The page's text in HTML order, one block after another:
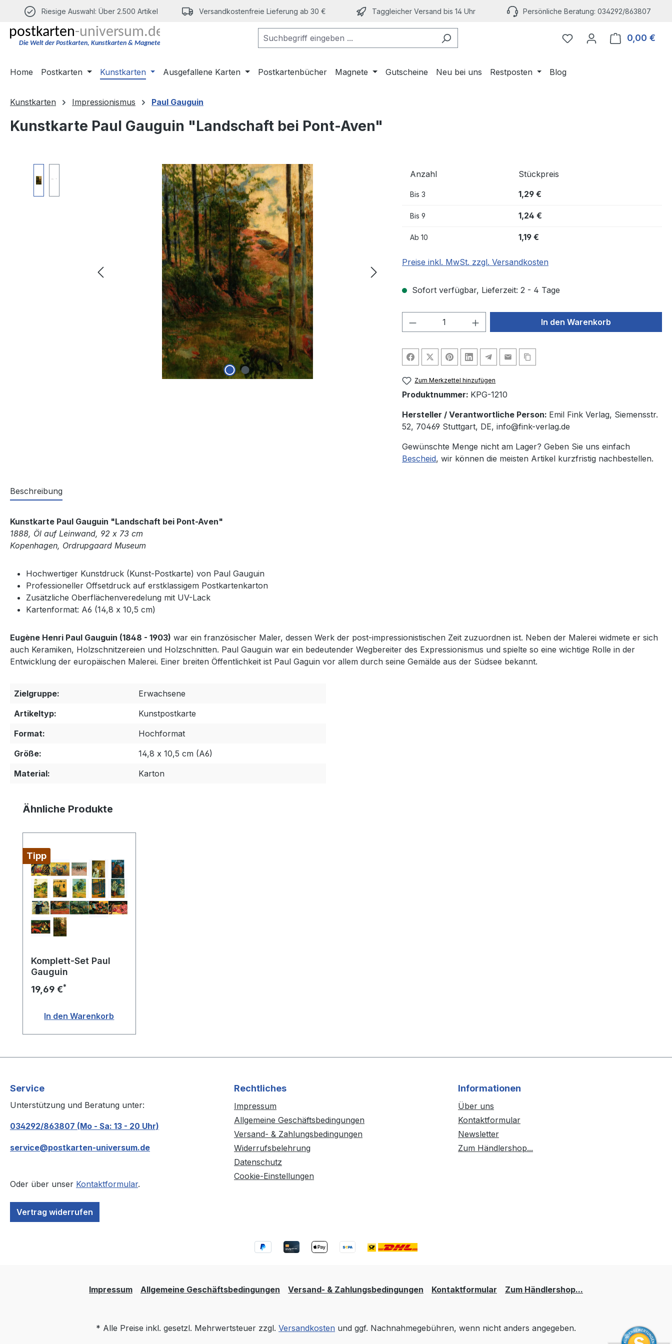
Hauptinhalt springen
Zur Suche springen
Zur Hauptnavigation springen
Riesige Auswahl: Über 2.500 Artikel Versandkostenfreie Lieferung ab 30 € Taggleicher Versand bis 14 Uhr Persönliche Beratung: 034292/863807
Du hast 0 Produkte auf
0,00 €
Home Postkarten Kunstkarten Ausgefallene Karten Postkartenbücher Magnete Gutscheine Neu bei uns Restposten Blog
Kunstkarten Impressionismus Paul Gauguin
Kunstkarte Paul Gauguin "Landschaft bei Pont-Aven"
Anzahl Stückpreis
Bis 3 1,29 €
Bis 9 1,24 €
Ab 10 1,19 €
Preise inkl. MwSt. zzgl. Versandkosten
Sofort verfügbar, Lieferzeit: 2 - 4 Tage
Produkt Anzahl: Gib den gewünschten Wert
In den Warenkorb
Zum Merkzettel hinzufügen
Produktnummer: KPG-1210
Hersteller / Verantwortliche Person: Emil Fink Verlag, Siemensstr.
52, 70469 Stuttgart, DE, info@fink-verlag.de
Gewünschte Menge nicht am Lager? Geben Sie uns einfach
Bescheid, wir können die meisten Artikel kurzfristig nachbestellen.
Beschreibung
Kunstkarte Paul Gauguin "Landschaft bei Pont-Aven"
1888, Öl auf Leinwand, 92 x 73 cm
Kopenhagen, Ordrupgaard Museum
Hochwertiger Kunstdruck (Kunst-Postkarte) von Paul Gauguin
Professioneller Offsetdruck auf erstklassigem Postkartenkarton
Zusätzliche Oberflächenveredelung mit UV-Lack
Kartenformat: A6 (14,8 x 10,5 cm)
Eugène Henri Paul Gauguin (1848 - 1903) war ein französischer Maler, dessen Werk der post-impressionistischen Zeit zuzuordnen ist. Neben der Malerei widmete er sich
auch Keramiken, Holzschnitzereien und Holzschnitten. Paul Gauguin war ein bedeutender Wegbereiter des Expressionismus und spielte so eine wichtige Rolle in der
Entwicklung der europäischen Malerei. Einer breiten Öffentlichkeit ist Paul Gaguin vor allem durch seine Gemälde aus der Südsee bekannt.
Zielgruppe:
Erwachsene
Artikeltyp:
Kunstpostkarte
Format:
Hochformat
Größe:
14,8 x 10,5 cm (A6)
Material:
Karton
Produktgalerie überspringen
Ähnliche Produkte
Tipp
Komplett-Set Paul
Gauguin
19,69 €*
In den Warenkorb
Service
Unterstützung und Beratung unter:
034292/863807 (Mo - Sa: 13 - 20 Uhr)
service@postkarten-universum.de
Oder über unser Kontaktformular.
Vertrag widerrufen
Rechtliches
Impressum
Allgemeine Geschäftsbedingungen
Versand- & Zahlungsbedingungen
Widerrufsbelehrung
Datenschutz
Cookie-Einstellungen
Informationen
Über uns
Kontaktformular
Newsletter
Zum Händlershop...
Impressum Allgemeine Geschäftsbedingungen Versand- & Zahlungsbedingungen Kontaktformular Zum Händlershop...
* Alle Preise inkl. gesetzl. Mehrwertsteuer zzgl. Versandkosten und ggf. Nachnahmegebühren, wenn nicht anders angegeben.